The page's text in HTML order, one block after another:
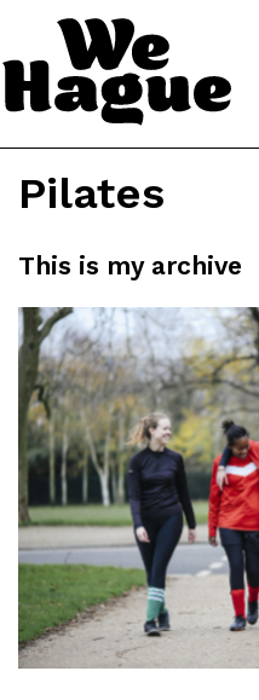
Pilates
This is my archive